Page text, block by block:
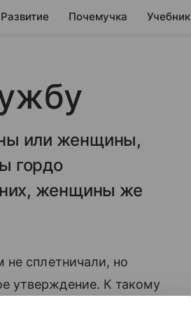
Развитие Почемучка Учебник
или женщины,
гордо
них, женщины же
не сплетничали, но
утверждение. К такому
группой